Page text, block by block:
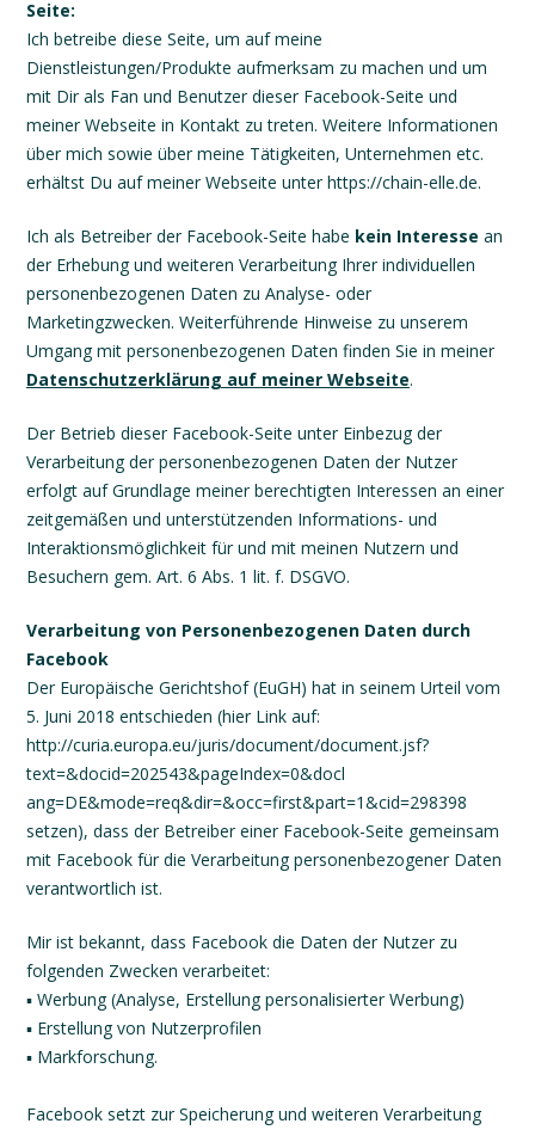
Seite:
Ich betreibe diese Seite, um auf meine
Dienstleistungen/Produkte aufmerksam zu machen und um
mit Dir als Fan und Benutzer dieser Facebook-Seite und
meiner Webseite in Kontakt zu treten. Weitere Informationen
über mich sowie über meine Tätigkeiten, Unternehmen etc.
erhältst Du auf meiner Webseite unter https://chain-elle.de.
Ich als Betreiber der Facebook-Seite habe kein Interesse an
der Erhebung und weiteren Verarbeitung Ihrer individuellen
personenbezogenen Daten zu Analyse- oder
Marketingzwecken. Weiterführende Hinweise zu unserem
Umgang mit personenbezogenen Daten finden Sie in meiner
Datenschutzerklärung auf meiner Webseite.
Der Betrieb dieser Facebook-Seite unter Einbezug der
Verarbeitung der personenbezogenen Daten der Nutzer
erfolgt auf Grundlage meiner berechtigten Interessen an einer
zeitgemäßen und unterstützenden Informations- und
Interaktionsmöglichkeit für und mit meinen Nutzern und
Besuchern gem. Art. 6 Abs. 1 lit. f. DSGVO.
Verarbeitung von Personenbezogenen Daten durch
Facebook
Der Europäische Gerichtshof (EuGH) hat in seinem Urteil vom
5. Juni 2018 entschieden (hier Link auf:
http://curia.europa.eu/juris/document/document.jsf?
text=&docid=202543&pageIndex=0&docl
ang=DE&mode=req&dir=&occ=first&part=1&cid=298398
setzen), dass der Betreiber einer Facebook-Seite gemeinsam
mit Facebook für die Verarbeitung personenbezogener Daten
verantwortlich ist.
Mir ist bekannt, dass Facebook die Daten der Nutzer zu
folgenden Zwecken verarbeitet:
▪ Werbung (Analyse, Erstellung personalisierter Werbung)
▪ Erstellung von Nutzerprofilen
▪ Markforschung.
Facebook setzt zur Speicherung und weiteren Verarbeitung